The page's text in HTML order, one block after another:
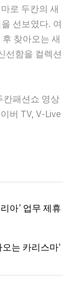
로 두칸의 새
선보였다. 여
찾아오는 새
선함을 컬렉션
칸패션쇼 영상
버 TV, V-Live
아’ 업무 제휴
는 카리스마'